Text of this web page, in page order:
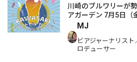
川崎のブルワリーが
アガーデン 7月5日（
MJ
ビアジャーナリス
ロデューサー